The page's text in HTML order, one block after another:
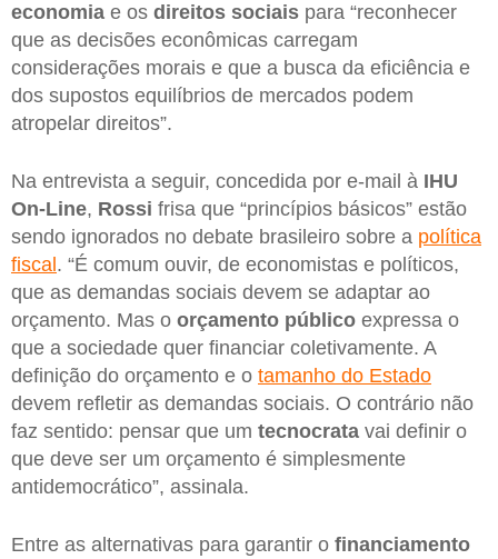
economia e os direitos sociais para “reconhecer
que as decisões econômicas carregam
considerações morais e que a busca da eficiência e
dos supostos equilíbrios de mercados podem
atropelar direitos”.
Na entrevista a seguir, concedida por e-mail à IHU
On-Line, Rossi frisa que “princípios básicos” estão
sendo ignorados no debate brasileiro sobre a política
fiscal. “É comum ouvir, de economistas e políticos,
que as demandas sociais devem se adaptar ao
orçamento. Mas o orçamento público expressa o
que a sociedade quer financiar coletivamente. A
definição do orçamento e o tamanho do Estado
devem refletir as demandas sociais. O contrário não
faz sentido: pensar que um tecnocrata vai definir o
que deve ser um orçamento é simplesmente
antidemocrático”, assinala.
Entre as alternativas para garantir o financiamento